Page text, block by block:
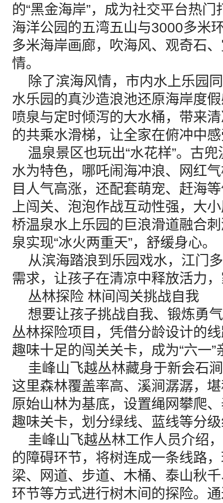
的“黑金海岸”，成为社交平台热
海洋公园的五湾五山与3000多米
多米海岸画廊，吹海风、观奇石
情。
除了滨海风情，市内水上乐园
水乐园的真沙造浪池还原海岸度
喷泉与定时倾泻的大水桶，带来
的共乘水滑梯，让全家在俯冲中
温泉景区也玩出“水花样”。古
水为特色，哪吒闹海冲浪、网红
目人气高涨，还配套萌宠、赶海
上闯关、泡泡作战互动性强，大
桥温泉水上乐园的巨浪滑道融合
泉实现“冰火两重天”，舒缓身心。
从滨海踏浪到乐园戏水，江门
需求，让孩子在清凉中释放活力
丛林探险 林间闯关挑战自我
想要让孩子挑战自我、锻炼勇
丛林探险项目，凭借分龄设计的
趣味十足的闯关关卡，成为“六一
圭峰山飞越丛林藏身于新会石
这里森林覆盖率高、溪涧潺潺，
原始山林为基底，设置绳网攀爬
趣味关卡，划分绿线、蓝线等分
圭峰山飞越丛林工作人员介绍
的障碍环节，将树连成一条线路
梁、网道、步道、木桶、泰山秋
环节等方式进行树木间的探险。